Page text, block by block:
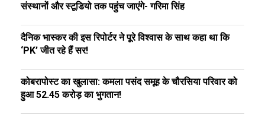
संस्थानों और स्टूडियो तक पहुंच जाएंगे- गरिमा सिंह
दैनिक भास्कर की इस रिपोर्टर ने पूरे विश्वास के साथ कहा था कि
‘PK’ जीत रहे हैं सर!
कोबरापोस्ट का खुलासा: कमला पसंद समूह के चौरसिया परिवार को
हुआ ₹52.45 करोड़ का भुगतान!